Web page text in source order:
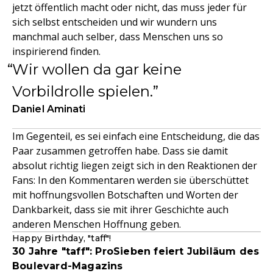
jetzt öffentlich macht oder nicht, das muss jeder für
sich selbst entscheiden und wir wundern uns
manchmal auch selber, dass Menschen uns so
inspirierend finden.
Wir wollen da gar keine
Vorbildrolle spielen.
Daniel Aminati
Im Gegenteil, es sei einfach eine Entscheidung, die das
Paar zusammen getroffen habe. Dass sie damit
absolut richtig liegen zeigt sich in den Reaktionen der
Fans: In den Kommentaren werden sie überschüttet
mit hoffnungsvollen Botschaften und Worten der
Dankbarkeit, dass sie mit ihrer Geschichte auch
anderen Menschen Hoffnung geben.
Happy Birthday, "taff"!
30 Jahre "taff": ProSieben feiert Jubiläum des
Boulevard-Magazins